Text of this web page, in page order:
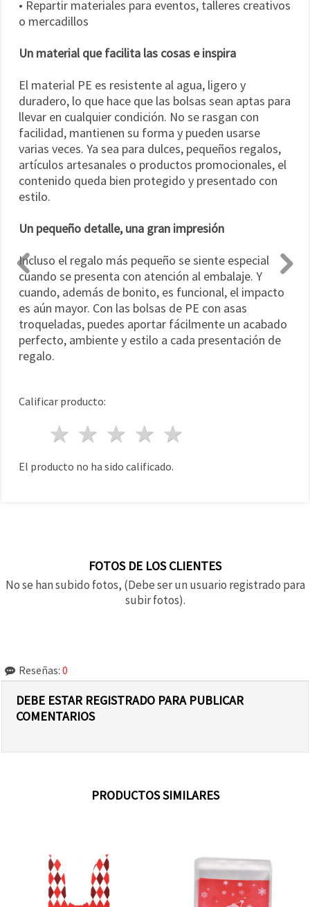
• Repartir materiales para eventos, talleres creativos
o mercadillos
Un material que facilita las cosas e inspira
El material PE es resistente al agua, ligero y
duradero, lo que hace que las bolsas sean aptas para
llevar en cualquier condición. No se rasgan con
facilidad, mantienen su forma y pueden usarse
varias veces. Ya sea para dulces, pequeños regalos,
artículos artesanales o productos promocionales, el
contenido queda bien protegido y presentado con
estilo.
Un pequeño detalle, una gran impresión
Incluso el regalo más pequeño se siente especial
cuando se presenta con atención al embalaje. Y
cuando, además de bonito, es funcional, el impacto
es aún mayor. Con las bolsas de PE con asas
troqueladas, puedes aportar fácilmente un acabado
perfecto, ambiente y estilo a cada presentación de
regalo.
Calificar producto:
4 estrellas
3 estrellas
2 estrellas
1 estrella
El producto no ha sido calificado.
FOTOS DE LOS CLIENTES
No se han subido fotos, (Debe ser un usuario registrado para
subir fotos).
Reseñas: 0
DEBE ESTAR REGISTRADO PARA PUBLICAR
COMENTARIOS
PRODUCTOS SIMILARES